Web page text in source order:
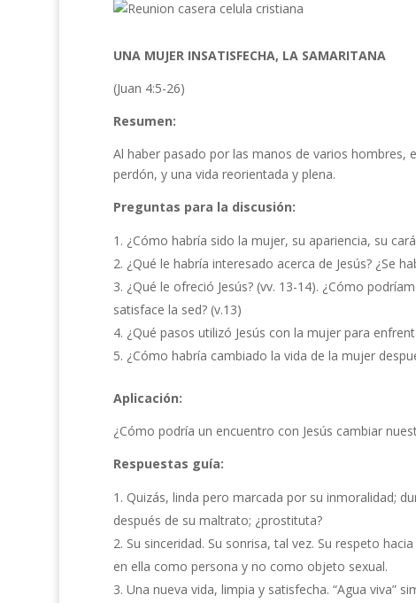
UNA MUJER INSATISFECHA, LA SAMARITANA
(Juan 4:5-26)
Resumen:
Al haber pasado por las manos de varios hombres,
perdón, y una vida reorientada y plena.
Preguntas para la discusión:
¿Cómo habría sido la mujer, su apariencia, su
¿Qué le habría interesado acerca de Jesús? ¿Se
¿Qué le ofreció Jesús? (vv. 13-14). ¿Cómo
satisface la sed? (v.13)
¿Qué pasos utilizó Jesús con la mujer para
¿Cómo habría cambiado la vida de la mujer
Aplicación:
¿Cómo podría un encuentro con Jesús cambiar
Respuestas guía:
Quizás, linda pero marcada por su inmoralidad;
después de su maltrato; ¿prostituta?
Su sinceridad. Su sonrisa, tal vez. Su respeto
en ella como persona y no como objeto sexual.
Una nueva vida, limpia y satisfecha. “Agua viva”